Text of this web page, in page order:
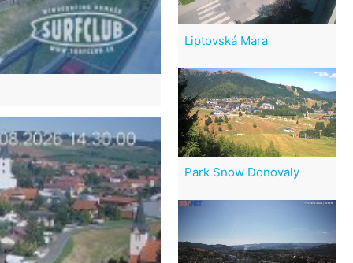
Liptovská Mara
Park Snow Donovaly